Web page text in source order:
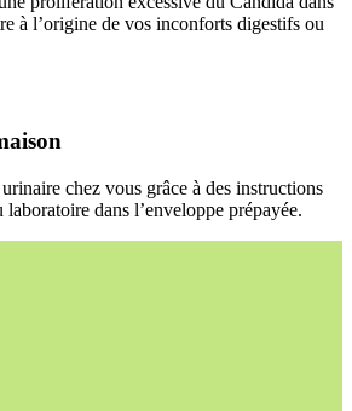
à l’origine de vos inconforts digestifs ou
chez vous grâce à des instructions
dans l’enveloppe prépayée.